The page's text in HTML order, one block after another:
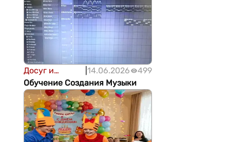
Досуг и
развлечения
14.06.2026
499
Обучение Создания Музыки